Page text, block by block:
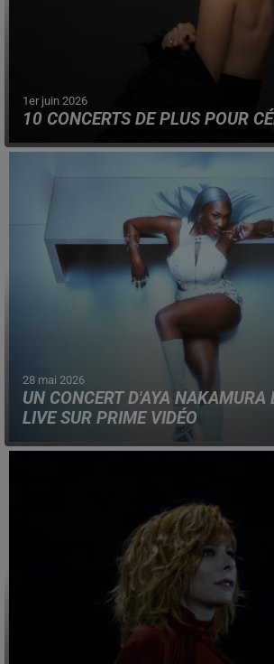
1er juin 2026
10 CONCERTS DE PLUS POUR
La chanteuse vient d'annoncer l'ajout
supplémentaires, prévues en mai 2027.
28 mai 2026
UN CONCERT D'AYA NAKAMURA
LIVE SUR PRIME VIDÉO
La chanteuse va assurer trois dates au